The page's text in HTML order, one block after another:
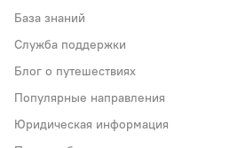
База знаний
Служба поддержки
Блог о путешествиях
Популярные направления
Юридическая информация